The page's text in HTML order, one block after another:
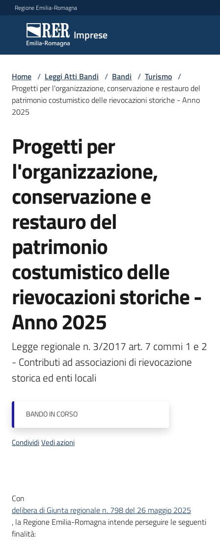
Vai al contenuto
Vai alla navigazione
Vai al footer
Regione Emilia-Romagna
Imprese
Imprese
Argomenti
Novità
Servizi
Leggi
Atti
Bandi
Piani
Programmi
Progetti
Newsletter
su
Home / Leggi Atti Bandi / Bandi / Turismo /
Progetti per l'organizzazione, conservazione e restauro del
patrimonio costumistico delle rievocazioni storiche - Anno
2025
Salta al contenuto
Progetti per
l'organizzazione,
conservazione e
restauro del
patrimonio
costumistico delle
rievocazioni storiche -
Anno 2025
Legge regionale n. 3/2017 art. 7 commi 1 e 2
- Contributi ad associazioni di rievocazione
storica ed enti locali
BANDOIN CORSO
CondividiVedi azioni
Descrizione
Con
delibera di Giunta regionale n. 798 del 26 maggio 2025
, la Regione Emilia-Romagna intende perseguire le seguenti
finalità: